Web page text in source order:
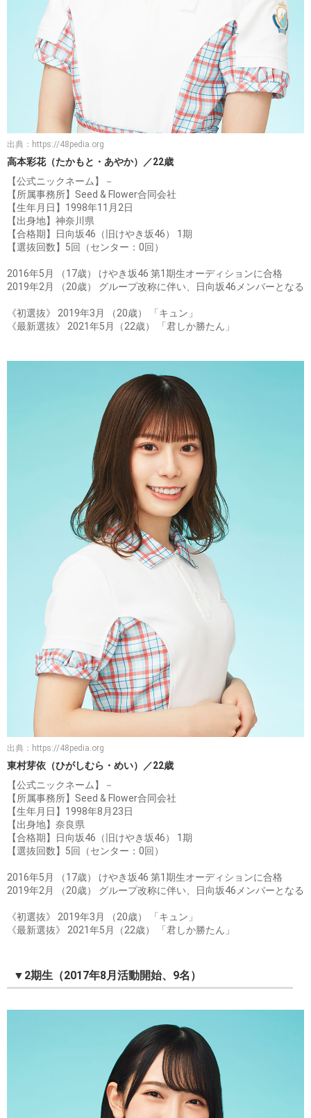
出典： https://48pedia.org
高本彩花（たかもと・あやか）／22歳
【公式ニックネーム】－
【所属事務所】Seed & Flower合同会社
【生年月日】1998年11月2日
【出身地】神奈川県
【合格期】日向坂46（旧けやき坂46） 1期
【選抜回数】5回（センター：0回）
2016年5月 （17歳） けやき坂46 第1期生オーディションに合格
2019年2月 （20歳） グループ改称に伴い、日向坂46メンバーとなる
《初選抜》 2019年3月 （20歳） 「キュン」
《最新選抜》 2021年5月（22歳） 「君しか勝たん」
出典： https://48pedia.org
東村芽依（ひがしむら・めい）／22歳
【公式ニックネーム】－
【所属事務所】Seed & Flower合同会社
【生年月日】1998年8月23日
【出身地】奈良県
【合格期】日向坂46（旧けやき坂46） 1期
【選抜回数】5回（センター：0回）
2016年5月 （17歳） けやき坂46 第1期生オーディションに合格
2019年2月 （20歳） グループ改称に伴い、日向坂46メンバーとなる
《初選抜》 2019年3月 （20歳） 「キュン」
《最新選抜》 2021年5月（22歳） 「君しか勝たん」
▼2期生（2017年8月活動開始、9名）